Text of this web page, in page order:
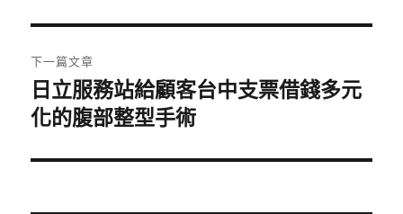
覽
文
章:
下一篇文章
下
一
文
日立服務站給顧客台中支票借錢多元
化的腹部整型手術